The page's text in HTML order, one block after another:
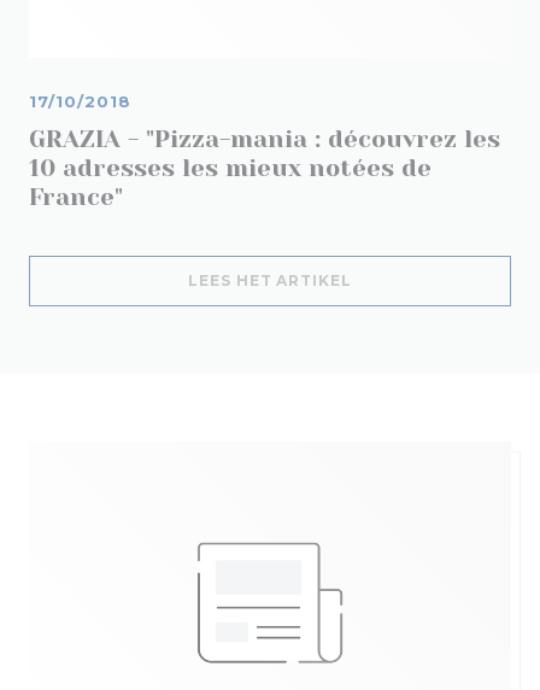
GRAZIA - "Pizza-mania : découvrez les
10 adresses les mieux notées de
France"
17/10/2018
LEES HET ARTIKEL